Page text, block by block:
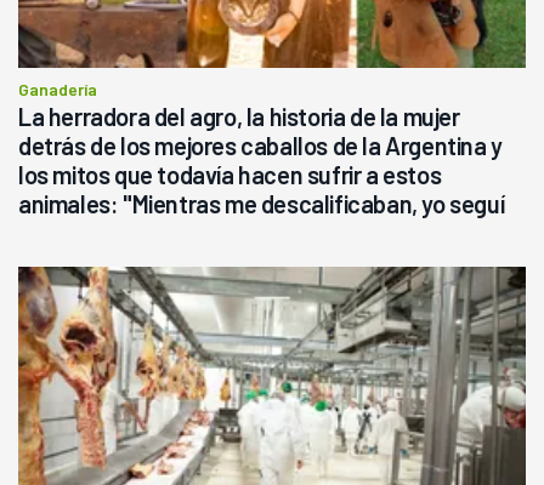
Ganadería
La herradora del agro, la historia de la mujer
detrás de los mejores caballos de la Argentina y
los mitos que todavía hacen sufrir a estos
animales: "Mientras me descalificaban, yo seguí